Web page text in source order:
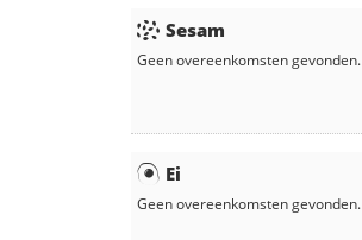
Sesam
Geen overeenkomsten gevonden.
Ei
Geen overeenkomsten gevonden.